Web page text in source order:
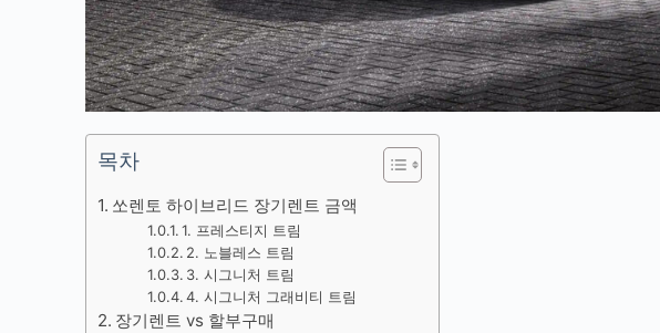
목차
쏘렌토 하이브리드 장기렌트 금액
1. 프레스티지 트림
2. 노블레스 트림
3. 시그니처 트림
4. 시그니처 그래비티 트림
장기렌트 vs 할부구매